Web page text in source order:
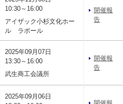
10:30～16:00
アイザック小杉文化ホー
ル ラポール
開催報
告
2025年09月07日
13:30～16:00
武生商工会議所
開催報
告
2025年09月06日